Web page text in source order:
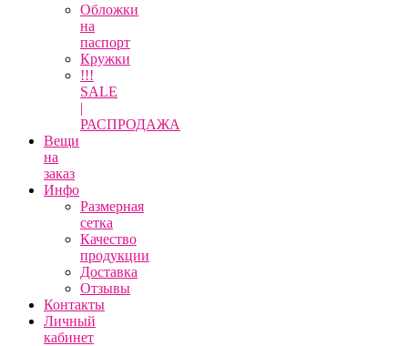
Обложки
на
паспорт
Кружки
!!!
SALE
|
РАСПРОДАЖА
Вещи
на
заказ
Инфо
Размерная
сетка
Качество
продукции
Доставка
Отзывы
Контакты
Личный
кабинет